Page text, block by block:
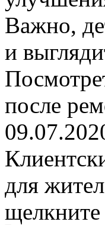
Важно,
и
после
для
щелкните